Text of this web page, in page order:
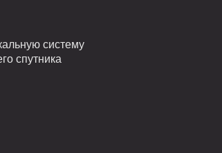
систему
спутника